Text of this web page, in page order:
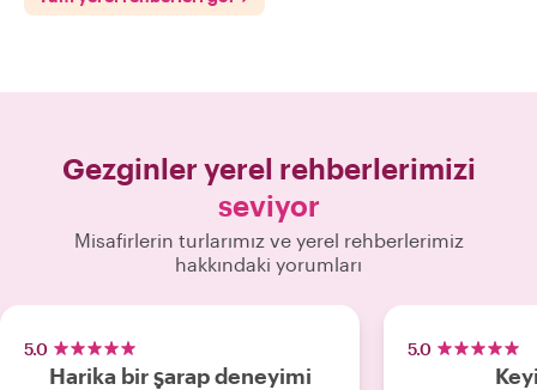
Gezginler yerel rehberlerimizi
seviyor
Misafirlerin turlarımız ve yerel rehberlerimiz
hakkındaki yorumları
5.0
Harika bir şarap deneyimi
5.0